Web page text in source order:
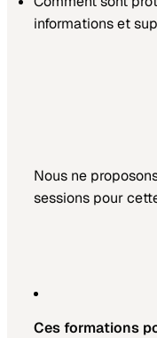
informations et
Nous ne
sessions pour
Ces formations